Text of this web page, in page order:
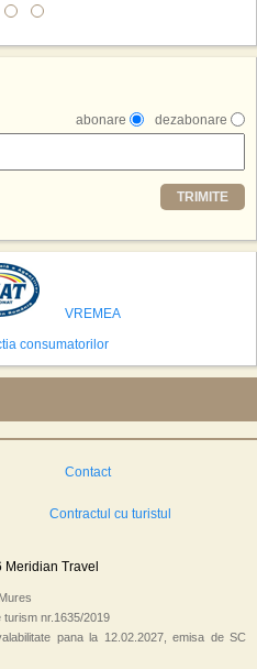
turisti anual. �Luna� ar putea deveni
nu doar o locatie, ci poate mai
cofondator al Moon World
acestuia, 2026 ar putea deveni un an
pentru a gazdui aceasta constructie
Egipt, India, Polonia, Thailanda,
licitatia. Totusi, Spania, care se
mai vizitata tara din lume in 2025,
solida si capacitatea hoteliera."
dezabonare
abonare
TRIMITE
VREMEA
consumatorilor
Contact
Contractul cu turistul
Travel
turism nr.1635/2019
pana la 12.02.2027, emisa de SC